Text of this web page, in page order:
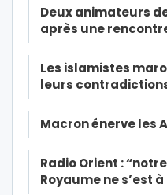
Deux animateurs
après une
Les islamistes
leurs
Macron énerve les
Radio Orient :
Royaume ne s’est